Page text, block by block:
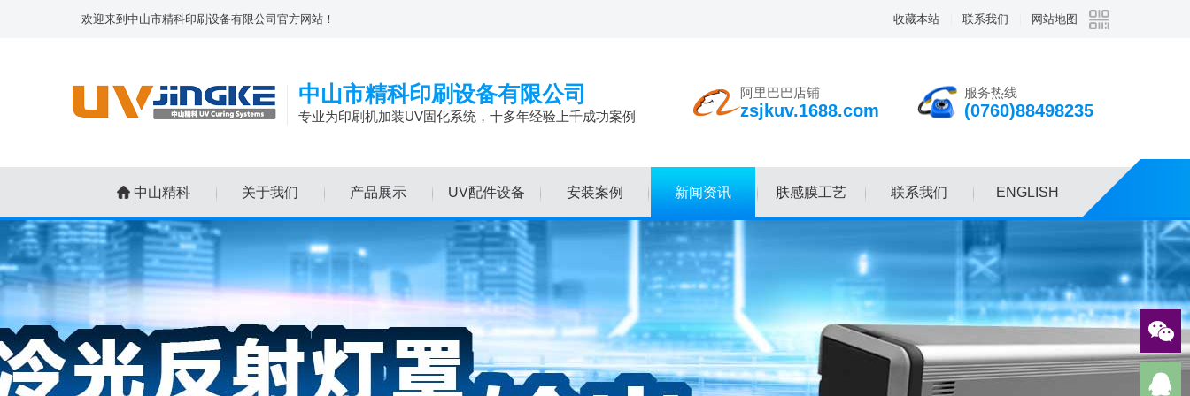
欢迎来到中山市精科印刷设备有限公司官方网站！ 收藏本站 联系我们 网站地图
中山市精科印刷设备有限公司
专业为印刷机加装UV固化系统，十多年经验上千成功案例
阿里巴巴店铺
zsjkuv.1688.com
服务热线
(0760)88498235
中山精科 关于我们 产品展示 UV配件设备 安装案例 新闻资讯 肤感膜工艺 联系我们 ENGLISH